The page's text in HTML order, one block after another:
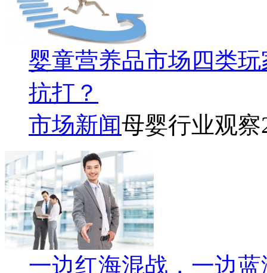
婴童营养品市场四类
抗打？
市场新闻母婴行业观察
一边红海混战，一边